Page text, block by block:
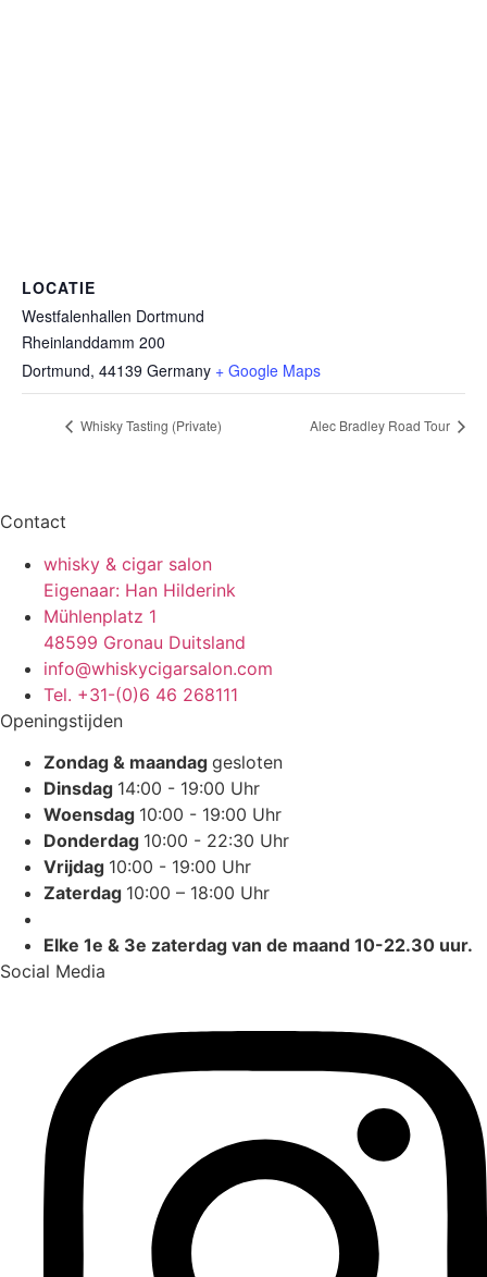
LOCATIE
Westfalenhallen Dortmund
Rheinlanddamm 200
Dortmund, 44139 Germany + Google Maps
Whisky Tasting (Private) Alec Bradley Road Tour
Contact
whisky & cigar salon
Eigenaar: Han Hilderink
Mühlenplatz 1
48599 Gronau Duitsland
info@whiskycigarsalon.com
Tel. +31-(0)6 46 268111
Openingstijden
Zondag & maandag gesloten
Dinsdag 14:00 - 19:00 Uhr
Woensdag 10:00 - 19:00 Uhr
Donderdag 10:00 - 22:30 Uhr
Vrijdag 10:00 - 19:00 Uhr
Zaterdag 10:00 – 18:00 Uhr
Elke 1e & 3e zaterdag van de maand 10-22.30 uur.
Social Media